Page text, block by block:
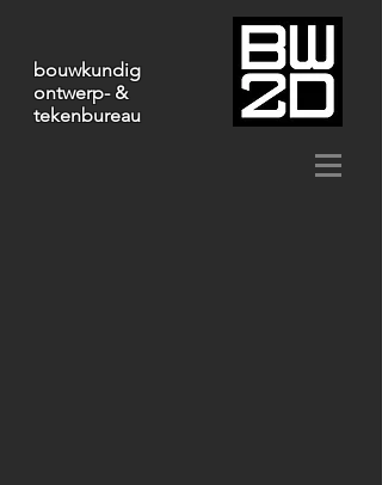
bouwkundig
ontwerp- &
tekenbureau